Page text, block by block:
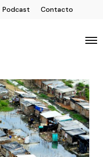
Podcast Contacto